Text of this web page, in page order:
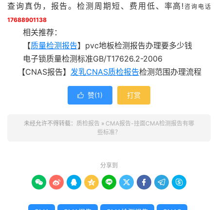
查询真伪，报告。检测周期短、费用低、率高! 咨询电话
17688901138
相关推荐：
【质量检测报告】pvc地板检测报告办理要多少钱
电子锁质量检测标准GB/T17626.2-2006
【CNAS报告】 发乳CNAS质检报告检测范围办理流程
 赞(1) 打赏
未经允许不得转载： 质检报告 » CMA报告-挂面CMA检测报告有哪
些标准？
分享到
        